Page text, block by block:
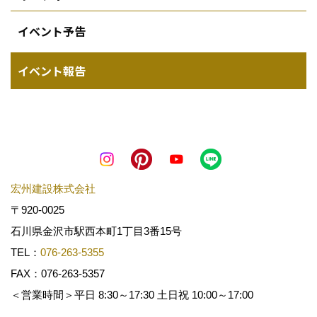
イベント予告
イベント報告
宏州建設株式会社
〒920-0025
石川県金沢市駅西本町1丁目3番15号
TEL： 076-263-5355
FAX：076-263-5357
＜営業時間＞平日 8:30～17:30 土日祝 10:00～17:00